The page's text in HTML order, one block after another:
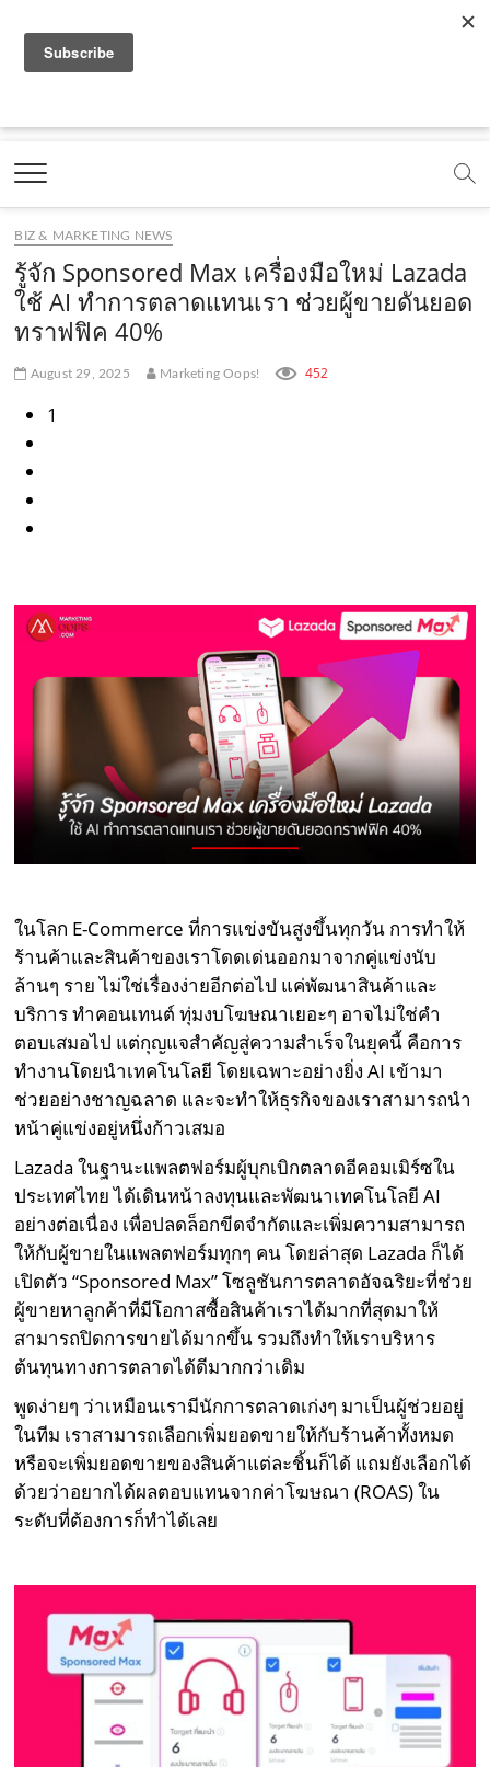
a
e
b
o
o
k
.
c
o
o
t
b
e
.
c
o
.
o
e
m
e
t
g
r
a
.
t
k
c
m
Marketing Oops!
DIGITAL | CREATIVE | ADVERTISING | CAMPAIGN |
BIZ & MARKETING NEWS
รู้จัก Sponsored Max เครื่องมือใหม่ Lazada
ใช้ AI ทำการตลาดแทนเรา ช่วยผู้ขายดันยอด
ทราฟฟิค 40%
August 29, 2025 Marketing Oops! 452
1
ในโลก E-Commerce ที่การแข่งขันสูงขึ้นทุกวัน การทำให้
ร้านค้าและสินค้าของเราโดดเด่นออกมาจากคู่แข่งนับ
ล้านๆ ราย ไม่ใช่เรื่องง่ายอีกต่อไป แค่พัฒนาสินค้าและ
บริการ ทำคอนเทนต์ ทุ่มงบโฆษณาเยอะๆ อาจไม่ใช่คำ
ตอบเสมอไป แต่กุญแจสำคัญสู่ความสำเร็จในยุคนี้ คือการ
ทำงานโดยนำเทคโนโลยี โดยเฉพาะอย่างยิ่ง AI เข้ามา
ช่วยอย่างชาญฉลาด และจะทำให้ธุรกิจของเราสามารถนำ
หน้าคู่แข่งอยู่หนึ่งก้าวเสมอ
Lazada ในฐานะแพลตฟอร์มผู้บุกเบิกตลาดอีคอมเมิร์ซใน
ประเทศไทย ได้เดินหน้าลงทุนและพัฒนาเทคโนโลยี AI
อย่างต่อเนื่อง เพื่อปลดล็อกขีดจำกัดและเพิ่มความสามารถ
ให้กับผู้ขายในแพลตฟอร์มทุกๆ คน โดยล่าสุด Lazada ก็ได้
เปิดตัว “Sponsored Max” โซลูชันการตลาดอัจฉริยะที่ช่วย
ผู้ขายหาลูกค้าที่มีโอกาสซื้อสินค้าเราได้มากที่สุดมาให้
สามารถปิดการขายได้มากขึ้น รวมถึงทำให้เราบริหาร
ต้นทุนทางการตลาดได้ดีมากกว่าเดิม
พูดง่ายๆ ว่าเหมือนเรามีนักการตลาดเก่งๆ มาเป็นผู้ช่วยอยู่
ในทีม เราสามารถเลือกเพิ่มยอดขายให้กับร้านค้าทั้งหมด
หรือจะเพิ่มยอดขายของสินค้าแต่ละชิ้นก็ได้ แถมยังเลือกได้
ด้วยว่าอยากได้ผลตอบแทนจากค่าโฆษณา (ROAS) ใน
ระดับที่ต้องการก็ทำได้เลย